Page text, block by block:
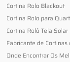
Cortina Rolo Blackout
Cortina Rolo para
Cortina Rolô Tela Solar
Fabricante de Cortinas
Onde Encontrar Os